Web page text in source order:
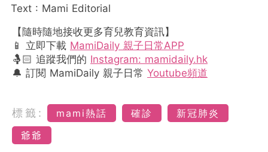
Text : Mami Editorial
【隨時隨地接收更多育兒教育資訊】
📱 立即下載 MamiDaily 親子日常APP
🤱🏻 追蹤我們的 Instagram: mamidaily.hk
🔔 訂閱 MamiDaily 親子日常 Youtube頻道
標籤: mami熱話 確診
新冠肺炎
爺爺